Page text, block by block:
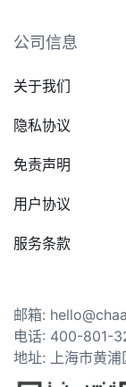
公司信息
关于我们
隐私协议
免责声明
用户协议
服务条款
邮箱:
电话: 400-801-
地址: 上海市黄